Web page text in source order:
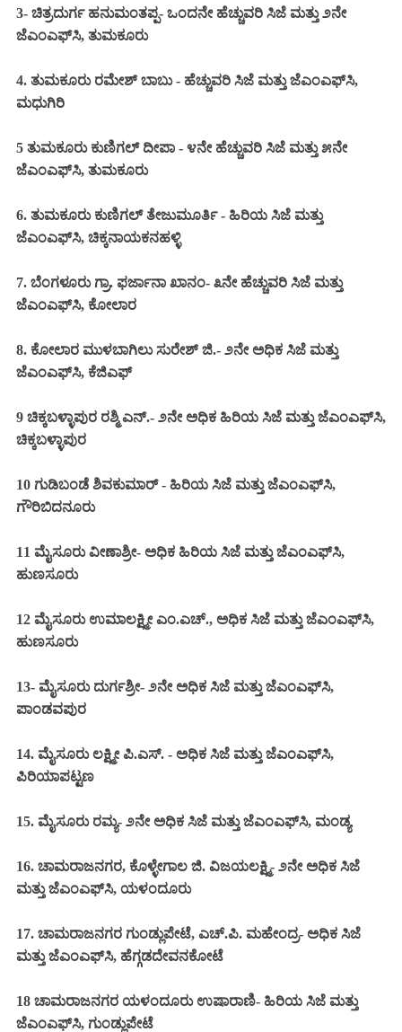
3- ಚಿತ್ರದುರ್ಗ ಹನುಮಂತಪ್ಪ- ಒಂದನೇ ಹೆಚ್ಚುವರಿ ಸಿಜೆ ಮತ್ತು ೨ನೇ
ಜೆಎಂಎಫ್‌ಸಿ, ತುಮಕೂರು
4. ತುಮಕೂರು ರಮೇಶ್ ಬಾಬು - ಹೆಚ್ಚುವರಿ ಸಿಜೆ ಮತ್ತು ಜೆಎಂಎಫ್‌ಸಿ,
ಮಧುಗಿರಿ
5 ತುಮಕೂರು ಕುಣಿಗಲ್ ದೀಪಾ - ೪ನೇ ಹೆಚ್ಚುವರಿ ಸಿಜೆ ಮತ್ತು ೫ನೇ
ಜೆಎಂಎಫ್‌ಸಿ, ತುಮಕೂರು
6. ತುಮಕೂರು ಕುಣಿಗಲ್ ತೇಜುಮೂರ್ತಿ - ಹಿರಿಯ ಸಿಜೆ ಮತ್ತು
ಜೆಎಂಎಫ್‌ಸಿ, ಚಿಕ್ಕನಾಯಕನಹಳ್ಳಿ
7. ಬೆಂಗಳೂರು ಗ್ರಾ. ಫರ್ಜಾನಾ ಖಾನಂ- ೩ನೇ ಹೆಚ್ಚುವರಿ ಸಿಜೆ ಮತ್ತು
ಜೆಎಂಎಫ್‌ಸಿ, ಕೋಲಾರ
8. ಕೋಲಾರ ಮುಳಬಾಗಿಲು ಸುರೇಶ್ ಜಿ.- ೨ನೇ ಅಧಿಕ ಸಿಜೆ ಮತ್ತು
ಜೆಎಂಎಫ್‌ಸಿ, ಕೆಜಿಎಫ್‌
9 ಚಿಕ್ಕಬಳ್ಳಾಪುರ ರಶ್ಮಿ ಎನ್.- ೨ನೇ ಅಧಿಕ ಹಿರಿಯ ಸಿಜೆ ಮತ್ತು ಜೆಎಂಎಫ್‌ಸಿ,
ಚಿಕ್ಕಬಳ್ಳಾಪುರ
10 ಗುಡಿಬಂಡೆ ಶಿವಕುಮಾರ್ - ಹಿರಿಯ ಸಿಜೆ ಮತ್ತು ಜೆಎಂಎಫ್‌ಸಿ,
ಗೌರಿಬಿದನೂರು
11 ಮೈಸೂರು ವೀಣಾಶ್ರೀ- ಅಧಿಕ ಹಿರಿಯ ಸಿಜೆ ಮತ್ತು ಜೆಎಂಎಫ್‌ಸಿ,
ಹುಣಸೂರು
12 ಮೈಸೂರು ಉಮಾಲಕ್ಷ್ಮೀ ಎಂ.ಎಚ್., ಅಧಿಕ ಸಿಜೆ ಮತ್ತು ಜೆಎಂಎಫ್‌ಸಿ,
ಹುಣಸೂರು
13- ಮೈಸೂರು ದುರ್ಗಶ್ರೀ- ೨ನೇ ಅಧಿಕ ಸಿಜೆ ಮತ್ತು ಜೆಎಂಎಫ್‌ಸಿ,
ಪಾಂಡವಪುರ
14. ಮೈಸೂರು ಲಕ್ಷ್ಮೀ ಪಿ.ಎಸ್. - ಅಧಿಕ ಸಿಜೆ ಮತ್ತು ಜೆಎಂಎಫ್‌ಸಿ,
ಪಿರಿಯಾಪಟ್ಟಣ
15. ಮೈಸೂರು ರಮ್ಯ- ೨ನೇ ಅಧಿಕ ಸಿಜೆ ಮತ್ತು ಜೆಎಂಎಫ್‌ಸಿ, ಮಂಡ್ಯ
16. ಚಾಮರಾಜನಗರ, ಕೊಳ್ಳೇಗಾಲ ಜಿ. ವಿಜಯಲಕ್ಷ್ಮಿ- ೨ನೇ ಅಧಿಕ ಸಿಜೆ
ಮತ್ತು ಜೆಎಂಎಫ್‌ಸಿ, ಯಳಂದೂರು
17. ಚಾಮರಾಜನಗರ ಗುಂಡ್ಲುಪೇಟೆ, ಎಚ್.ಪಿ. ಮಹೇಂದ್ರ- ಅಧಿಕ ಸಿಜೆ
ಮತ್ತು ಜೆಎಂಎಫ್‌ಸಿ, ಹೆಗ್ಗಡದೇವನಕೋಟೆ
18 ಚಾಮರಾಜನಗರ ಯಳಂದೂರು ಉಷಾರಾಣಿ- ಹಿರಿಯ ಸಿಜೆ ಮತ್ತು
ಜೆಎಂಎಫ್‌ಸಿ, ಗುಂಡ್ಲುಪೇಟೆ